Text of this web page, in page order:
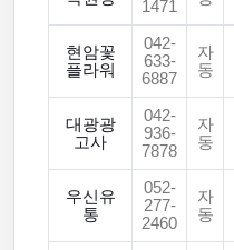
1471
현암꽃
플라워
042-
633-
6887
자
동
대광광
고사
042-
936-
7878
자
동
우신유
통
052-
277-
2460
자
동